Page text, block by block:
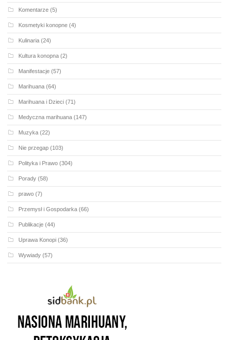
Komentarze (5)
Kosmetyki konopne (4)
Kulinaria (24)
Kultura konopna (2)
Manifestacje (57)
Marihuana (64)
Marihuana i Dzieci (71)
Medyczna marihuana (147)
Muzyka (22)
Nie przegap (103)
Polityka i Prawo (304)
Porady (58)
prawo (7)
Przemysł i Gospodarka (66)
Publikacje (44)
Uprawa Konopi (36)
Wywiady (57)